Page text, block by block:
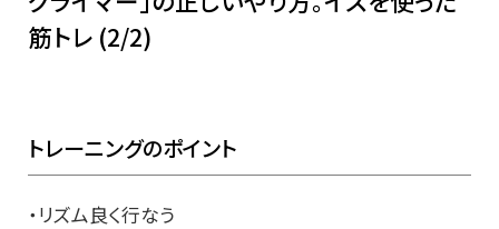
筋トレ (2/2)
トレーニングのポイント
・リズム良く行なう